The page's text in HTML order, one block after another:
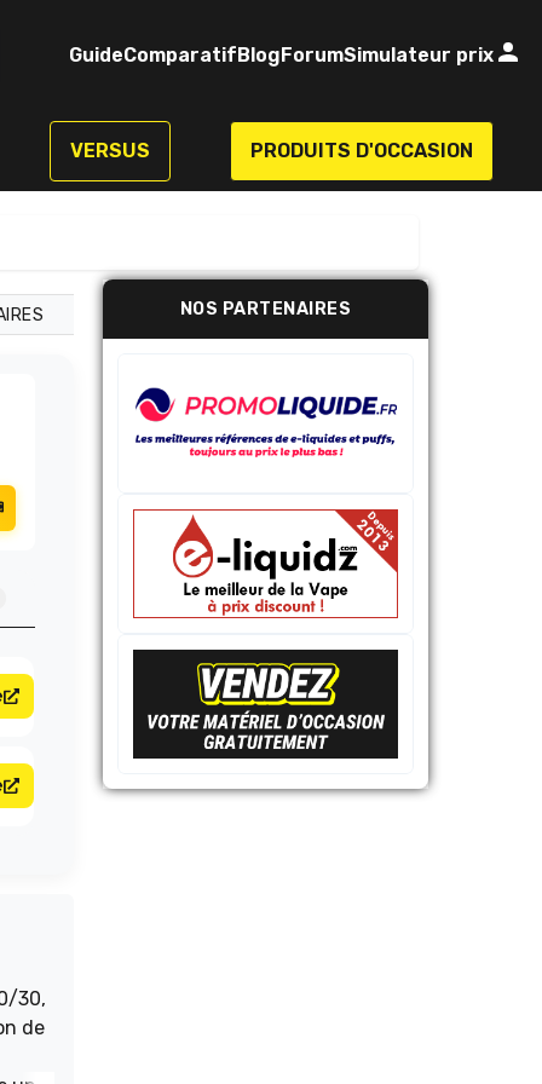
GuideComparatifBlogForumSimulateur prix
VERSUS PRODUITS D'OCCASION
30,
de
NOS PARTENAIRES